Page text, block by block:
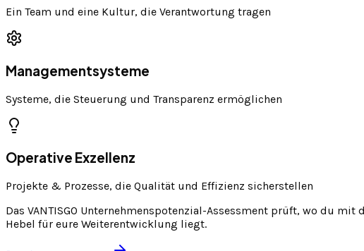
Ein Team und eine Kultur, die Verantwortung tragen
Managementsysteme
Systeme, die Steuerung und Transparenz ermöglichen
Operative Exzellenz
Projekte & Prozesse, die Qualität und Effizienz sicherstellen
Das VANTISGO Unternehmenspotenzial-Assessment prüft, wo du
Hebel für eure Weiterentwicklung liegt.